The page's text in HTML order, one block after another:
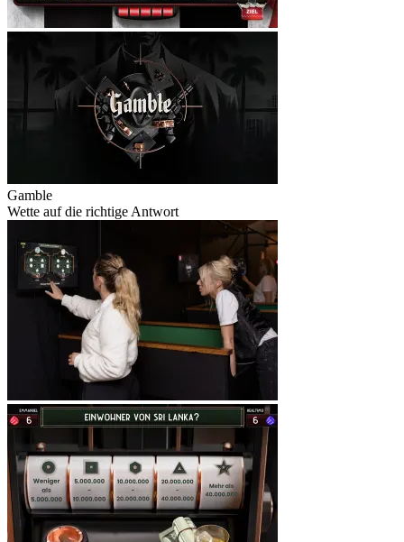
Gamble
Wette auf die richtige Antwort